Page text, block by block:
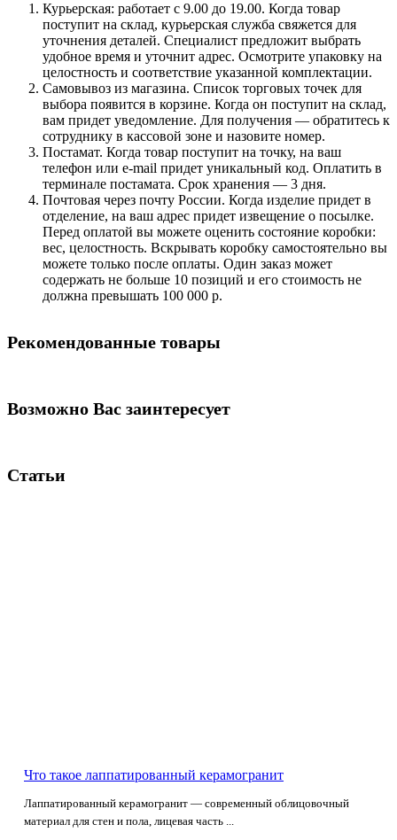
Курьерская: работает с 9.00 до 19.00. Когда товар
поступит на склад, курьерская служба свяжется для
уточнения деталей. Специалист предложит выбрать
удобное время и уточнит адрес. Осмотрите упаковку на
целостность и соответствие указанной комплектации.
Самовывоз из магазина. Список торговых точек для
выбора появится в корзине. Когда он поступит на склад,
вам придет уведомление. Для получения — обратитесь к
сотруднику в кассовой зоне и назовите номер.
Постамат. Когда товар поступит на точку, на ваш
телефон или e-mail придет уникальный код. Оплатить в
терминале постамата. Срок хранения — 3 дня.
Почтовая через почту России. Когда изделие придет в
отделение, на ваш адрес придет извещение о посылке.
Перед оплатой вы можете оценить состояние коробки:
вес, целостность. Вскрывать коробку самостоятельно вы
можете только после оплаты. Один заказ может
содержать не больше 10 позиций и его стоимость не
должна превышать 100 000 р.
Рекомендованные товары
Возможно Вас заинтересует
Статьи
Что такое лаппатированный керамогранит
Лаппатированный керамогранит — современный облицовочный
материал для стен и пола, лицевая часть ...